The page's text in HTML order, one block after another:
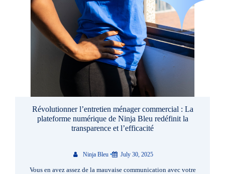
Révolutionner l’entretien ménager commercial : La
plateforme numérique de Ninja Bleu redéfinit la
transparence et l’efficacité
Ninja Bleu • July 30, 2025
Vous en avez assez de la mauvaise communication avec votre